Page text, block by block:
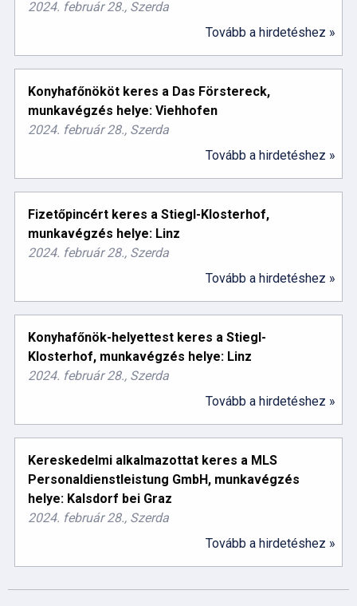
2024. február 28., Szerda
Tovább a hirdetéshez »
Konyhafőnököt keres a Das Förstereck,
munkavégzés helye: Viehhofen
2024. február 28., Szerda
Tovább a hirdetéshez »
Fizetőpincért keres a Stiegl-Klosterhof,
munkavégzés helye: Linz
2024. február 28., Szerda
Tovább a hirdetéshez »
Konyhafőnök-helyettest keres a Stiegl-
Klosterhof, munkavégzés helye: Linz
2024. február 28., Szerda
Tovább a hirdetéshez »
Kereskedelmi alkalmazottat keres a MLS
Personaldienstleistung GmbH, munkavégzés
helye: Kalsdorf bei Graz
2024. február 28., Szerda
Tovább a hirdetéshez »